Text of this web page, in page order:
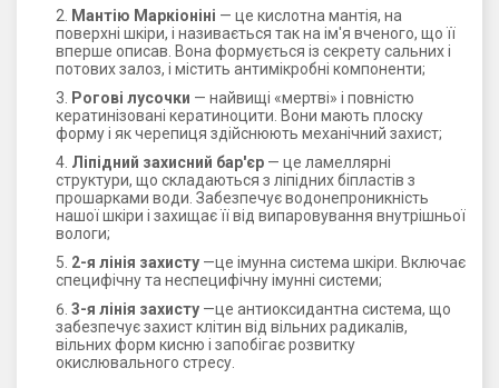
Мантію Маркіоніні — це кислотна мантія, на
поверхні шкіри, і називається так на ім'я вченого, що її
вперше описав. Вона формується із секрету сальних і
потових залоз, і містить антимікробні компоненти;
Рогові лусочки — найвищі «мертві» і повністю
кератинізовані кератиноцити. Вони мають плоску
форму і як черепиця здійснюють механічний захист;
Ліпідний захисний бар'єр — це ламеллярні
структури, що складаються з ліпідних біпластів з
прошарками води. Забезпечує водонепроникність
нашої шкіри і захищає її від випаровування внутрішньої
вологи;
2-я лінія захисту —це імунна система шкіри. Включає
специфічну та неспецифічну імунні системи;
3-я лінія захисту —це антиоксидантна система, що
забезпечує захист клітин від вільних радикалів,
вільних форм кисню і запобігає розвитку
окислювального стресу.